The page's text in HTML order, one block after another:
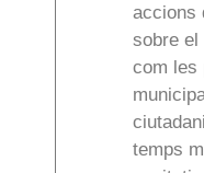
accions
sobre el
com les
temps